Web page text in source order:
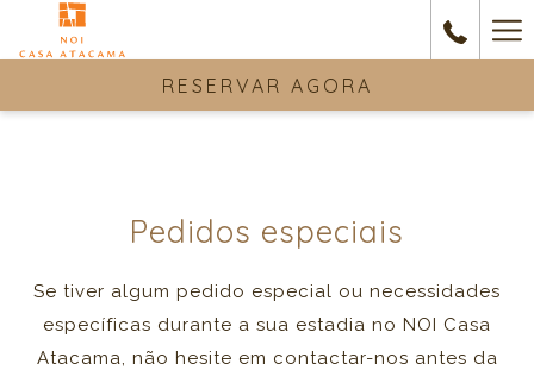
RESERVAR AGORA
Pedidos especiais
Se tiver algum pedido especial ou necessidades
específicas durante a sua estadia no NOI Casa
Atacama, não hesite em contactar-nos antes da